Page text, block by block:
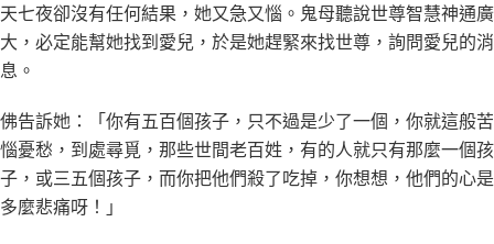
天七夜卻沒有任何結果，她又急又惱。鬼母聽說世尊智慧神通廣
大，必定能幫她找到愛兒，於是她趕緊來找世尊，詢問愛兒的消
息。
佛告訴她：「你有五百個孩子，只不過是少了一個，你就這般苦
惱憂愁，到處尋覓，那些世間老百姓，有的人就只有那麼一個孩
子，或三五個孩子，而你把他們殺了吃掉，你想想，他們的心是
多麼悲痛呀！」